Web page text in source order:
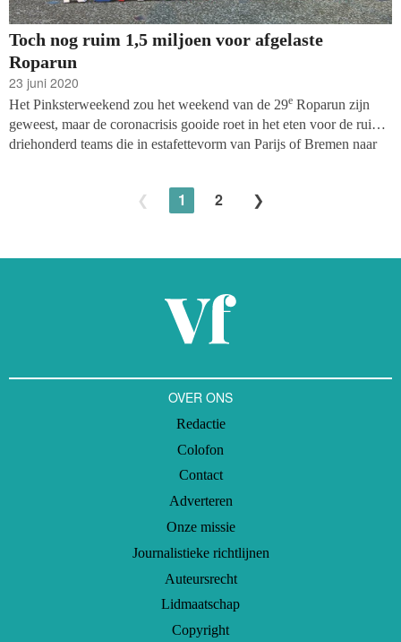
Toch nog ruim 1,5 miljoen voor afgelaste
Roparun
23 juni 2020
Het Pinksterweekend zou het weekend van de 29e Roparun zijn
geweest, maar de coronacrisis gooide roet in het eten voor de ruim
driehonderd teams die in estafettevorm van Parijs of Bremen naar
voor kankerpatiënten. Toch is er de afgelopen maanden een flinke
1 2
OVER ONS
Redactie
Colofon
Contact
Adverteren
Onze missie
Journalistieke richtlijnen
Auteursrecht
Lidmaatschap
Copyright